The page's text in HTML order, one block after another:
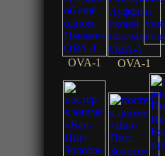
OVA-1 OVA-1